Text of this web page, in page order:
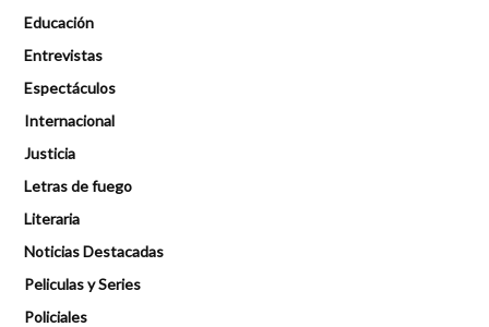
Educación
Entrevistas
Espectáculos
Internacional
Justicia
Letras de fuego
Literaria
Noticias Destacadas
Peliculas y Series
Policiales